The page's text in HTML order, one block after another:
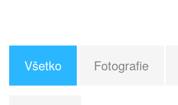
Všetko Fotografie